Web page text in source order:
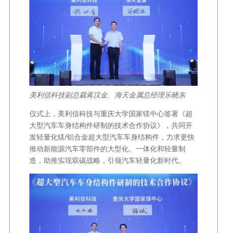
美利信科技副总裁蒋汉金、海天金属总经理乐晓东
仪式上，美利信科技与重庆大学国家镁中心签署《超
大型汽车车身结构件研制的技术合作协议》，共同开
发轻量化镁/铝合金超大型汽车车身结构件，力求更快
推动新能源汽车零部件的大型化、一体化和轻量制
造，助推实现双碳战略，引领汽车轻量化新时代。